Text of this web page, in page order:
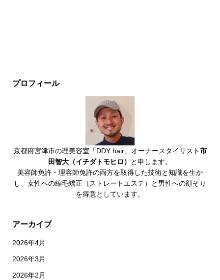
プロフィール
京都府宮津市の理美容室「DDY hair」オーナースタイリスト市
田智大（イチダトモヒロ）
と申します。
美容師免許・理容師免許の両方を取得した技術と知識を生か
し、女性への縮毛矯正（ストレートエステ）と男性への顔そり
を得意としています。
アーカイブ
2026年4月
2026年3月
2026年2月